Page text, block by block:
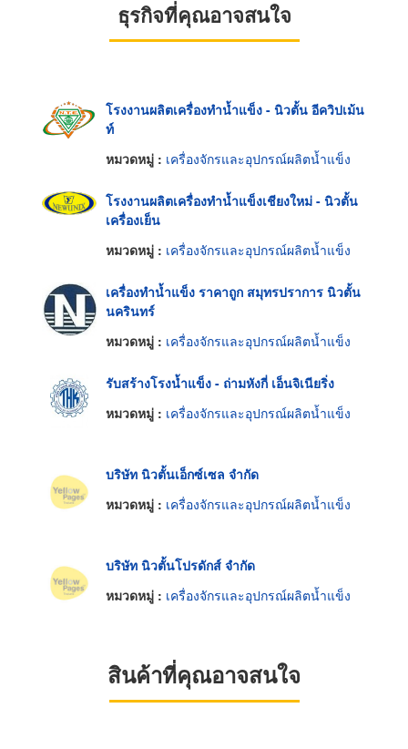
ธุรกิจที่คุณอาจสนใจ
โรงงานผลิตเครื่องทำน้ำแข็ง - นิวตั้น อีควิปเม้น
ท์
หมวดหมู่ : เครื่องจักรและอุปกรณ์ผลิตน้ำแข็ง
โรงงานผลิตเครื่องทำน้ำแข็งเชียงใหม่ - นิวตั้น
เครื่องเย็น
หมวดหมู่ : เครื่องจักรและอุปกรณ์ผลิตน้ำแข็ง
เครื่องทำน้ำแข็ง ราคาถูก สมุทรปราการ นิวตั้น
นครินทร์
หมวดหมู่ : เครื่องจักรและอุปกรณ์ผลิตน้ำแข็ง
รับสร้างโรงน้ำแข็ง - ถ่ามหังกี่ เอ็นจิเนียริ่ง
หมวดหมู่ : เครื่องจักรและอุปกรณ์ผลิตน้ำแข็ง
บริษัท นิวตั้นเอ็กซ์เซล จำกัด
หมวดหมู่ : เครื่องจักรและอุปกรณ์ผลิตน้ำแข็ง
บริษัท นิวตั้นโปรดักส์ จำกัด
หมวดหมู่ : เครื่องจักรและอุปกรณ์ผลิตน้ำแข็ง
สินค้าที่คุณอาจสนใจ